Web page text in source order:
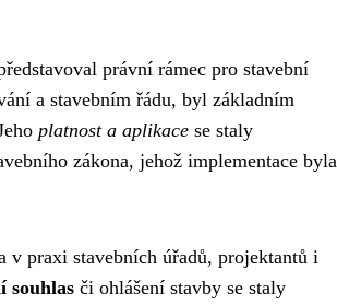
právní rámec pro stavební
a stavebním řádu, byl základním
platnost a aplikace se staly
zákona, jehož implementace byla
v praxi stavebních úřadů, projektantů i
souhlas či ohlášení stavby se staly